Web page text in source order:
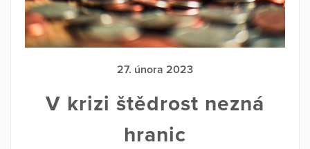
27. února 2023
V krizi štědrost nezná
hranic